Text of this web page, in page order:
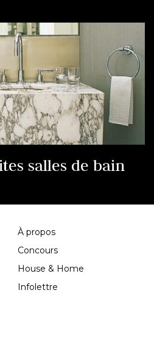
salles de bain
À propos
Concours
House & Home
Infolettre